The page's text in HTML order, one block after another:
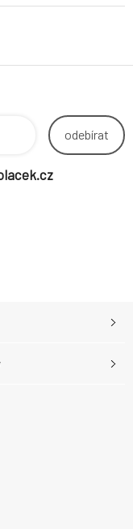
odebírat